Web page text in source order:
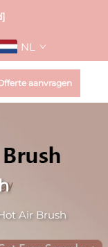
NL
aanvragen
Air Brush